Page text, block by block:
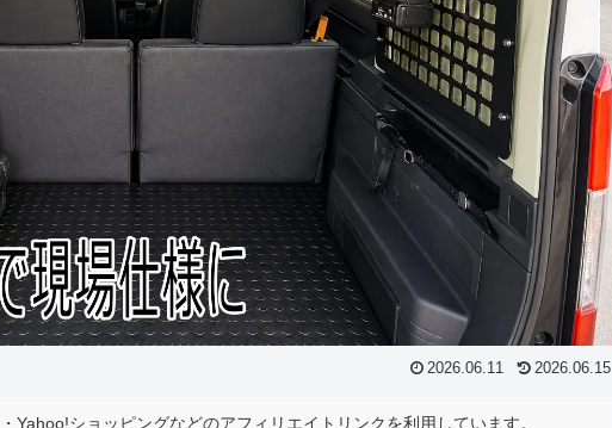
2026.06.11 2026.06.15
Yahoo!ショッピングなどのアフィリエイトリンクを利用しています。